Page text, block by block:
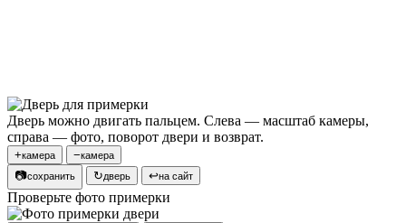
Дверь можно двигать пальцем. Слева — масштаб камеры,
справа — фото, поворот двери и возврат.
+камера −камера
📷сохранить ↻дверь ↩на сайт
Проверьте фото примерки